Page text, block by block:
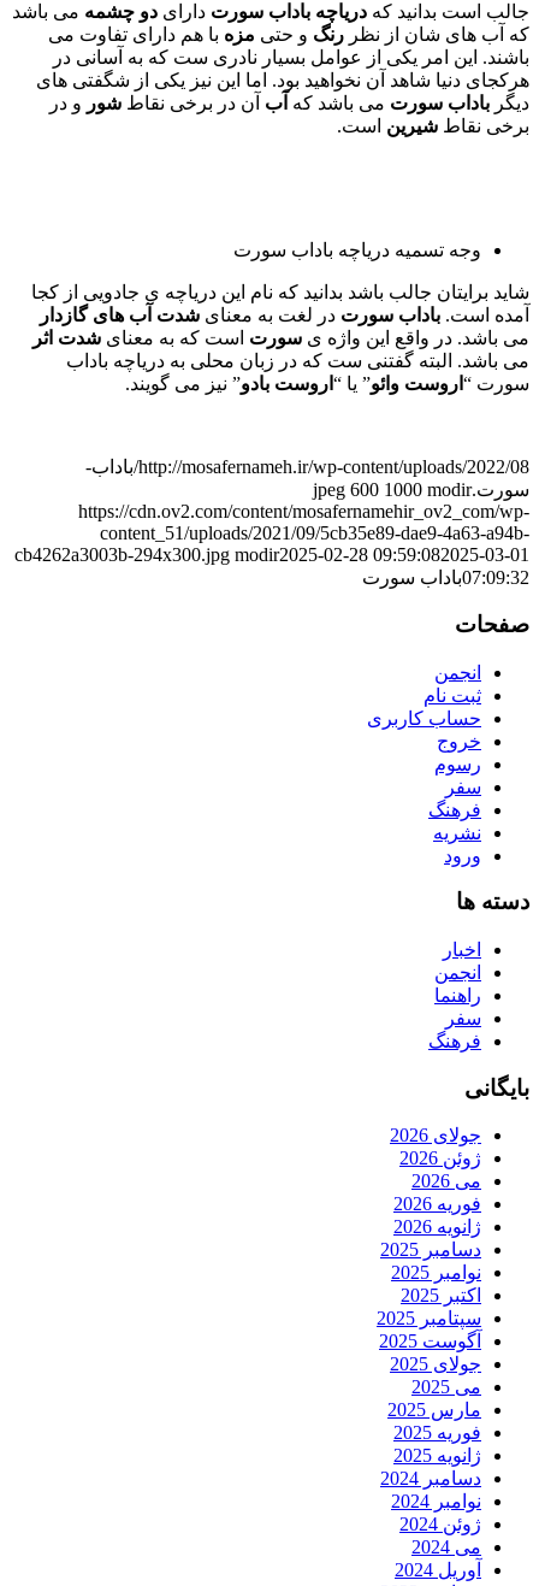
جالب است بدانید که دریاچه باداب سورت دارای دو چشمه می باشد
که آب های شان از نظر رنگ و حتی مزه با هم دارای تفاوت می
باشند. این امر یکی از عوامل بسیار نادری ست که به آسانی در
هرکجای دنیا شاهد آن نخواهید بود. اما این نیز یکی از شگفتی های
دیگر باداب سورت می باشد که آب آن در برخی نقاط شور و در
برخی نقاط شیرین است.
وجه تسمیه دریاچه باداب سورت
شاید برایتان جالب باشد بدانید که نام این دریاچه ی جادویی از کجا
آمده است. باداب سورت در لغت به معنای شدت آب های گازدار
می باشد. در واقع این واژه ی سورت است که به معنای شدت اثر
می باشد. البته گفتنی ست که در زبان محلی به دریاچه باداب
سورت “ اروست وائو” یا “ اروست بادو” نیز می گویند.
http://mosafernameh.ir/wp-content/uploads/2022/08/باداب-
سورت.jpeg
600 1000 modir
https://cdn.ov2.com/content/mosafernamehir_ov2_com/wp-
content_51/uploads/2021/09/5cb35e89-dae9-4a63-a94b-
cb4262a3003b-294x300.jpg modir2025-02-28 09:59:082025-03-01
07:09:32باداب سورت
صفحات
انجمن
ثبت نام
حساب کاربری
خروج
رسوم
سفر
فرهنگ
نشریه
ورود
دسته ها
اخبار
انجمن
راهنما
سفر
فرهنگ
بایگانی
جولای 2026
ژوئن 2026
می 2026
فوریه 2026
ژانویه 2026
دسامبر 2025
نوامبر 2025
اکتبر 2025
سپتامبر 2025
آگوست 2025
جولای 2025
می 2025
مارس 2025
فوریه 2025
ژانویه 2025
دسامبر 2024
نوامبر 2024
ژوئن 2024
می 2024
آوریل 2024